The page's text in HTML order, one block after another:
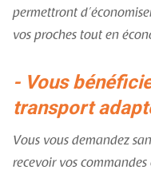
permettront
vos proches tout en
- Vous
transport
Vous vous demandez
recevoir vos